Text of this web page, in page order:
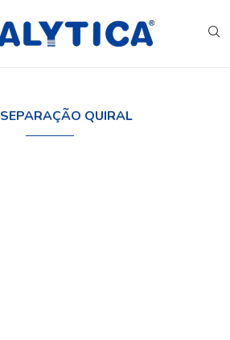
SEPARAÇÃO QUIRAL